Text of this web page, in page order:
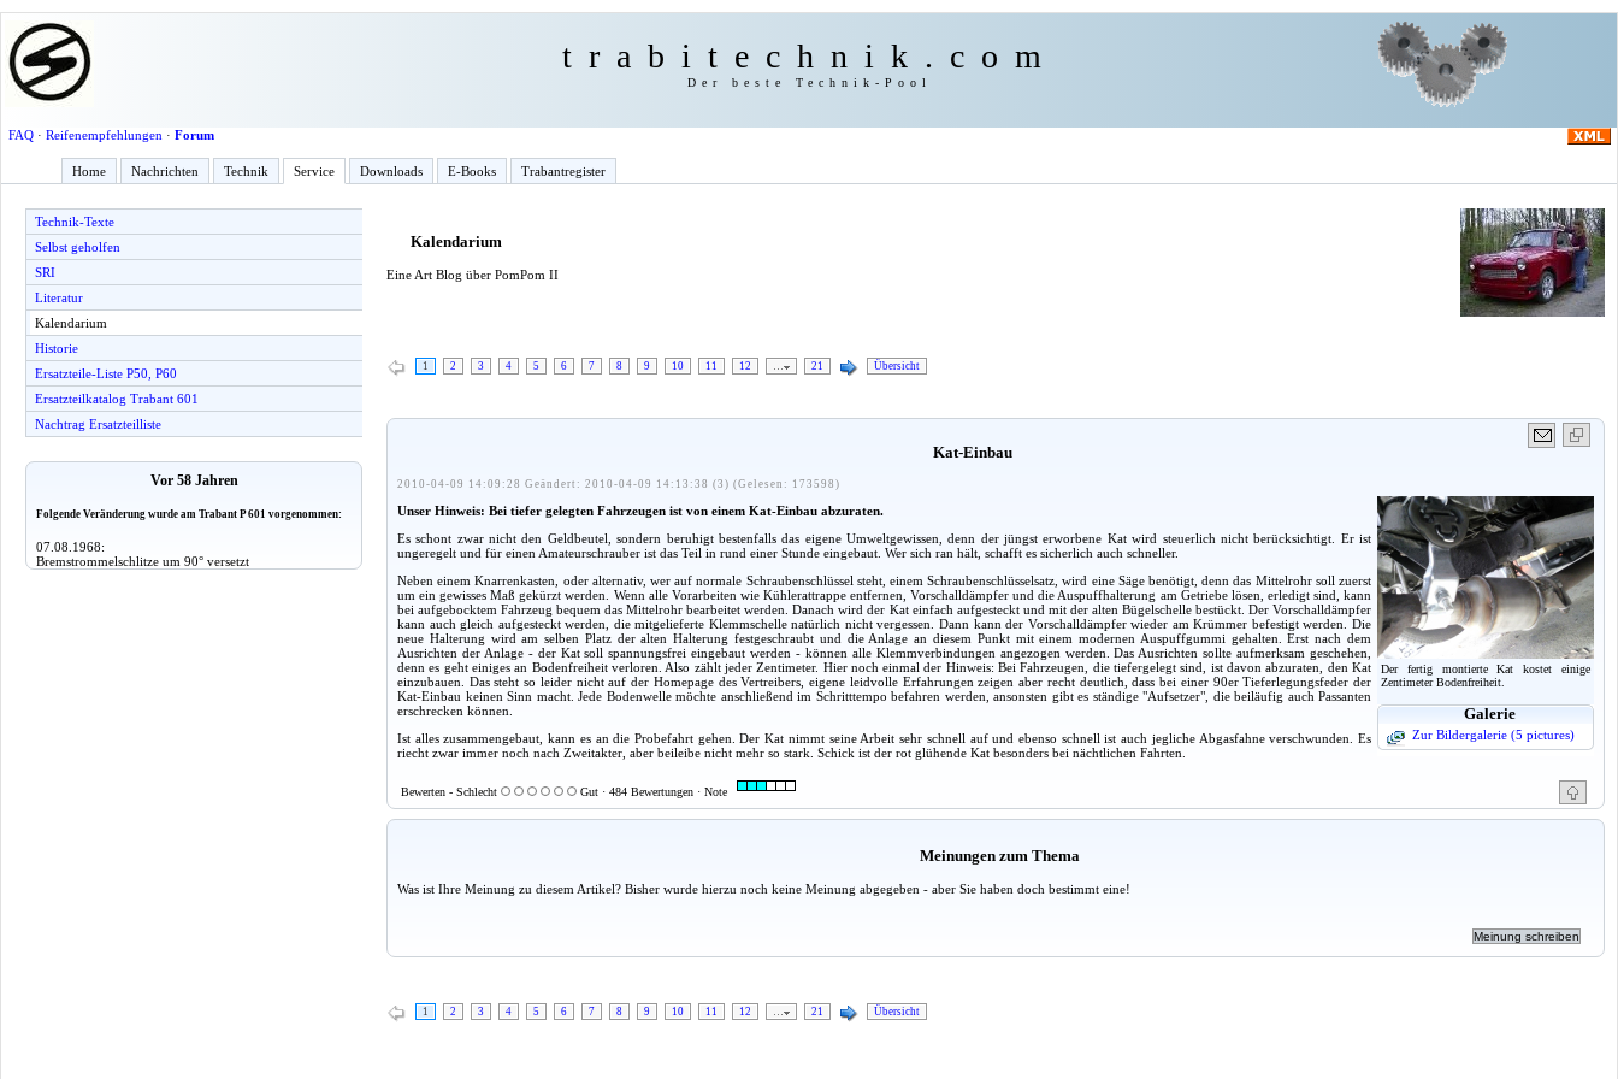
trabitechnik.com
Der beste Technik-Pool
FAQ· Reifenempfehlungen · Forum
Home Nachrichten Technik Service Downloads E-Books Trabantregister
Technik-Texte
Selbst geholfen
SRI
Literatur
Kalendarium
Historie
Ersatzteile-Liste P50, P60
Ersatzteilkatalog Trabant 601
Nachtrag Ersatzteilliste
Vor 58 Jahren
Folgende Veränderung wurde am Trabant P 601 vorgenommen:
07.08.1968:
Bremstrommelschlitze um 90° versetzt
Kalendarium
Eine Art Blog über PomPom II
1 2 3 4 5 6 7 8 9 10 11 12 … 21 Übersicht
Kat-Einbau
2010-04-09 14:09:28 Geändert: 2010-04-09 14:13:38 (3) (Gelesen: 173598)
Der fertig montierte Kat kostet einige
Zentimeter Bodenfreiheit.
Galerie
Zur Bildergalerie (5 pictures)
Unser Hinweis: Bei tiefer gelegten Fahrzeugen ist von einem Kat-Einbau abzuraten.
Es schont zwar nicht den Geldbeutel, sondern beruhigt bestenfalls das eigene Umweltgewissen, denn der jüngst erworbene Kat wird steuerlich nicht berücksichtigt. Er ist
ungeregelt und für einen Amateurschrauber ist das Teil in rund einer Stunde eingebaut. Wer sich ran hält, schafft es sicherlich auch schneller.
Neben einem Knarrenkasten, oder alternativ, wer auf normale Schraubenschlüssel steht, einem Schraubenschlüsselsatz, wird eine Säge benötigt, denn das Mittelrohr soll zuerst
um ein gewisses Maß gekürzt werden. Wenn alle Vorarbeiten wie Kühlerattrappe entfernen, Vorschalldämpfer und die Auspuffhalterung am Getriebe lösen, erledigt sind, kann
bei aufgebocktem Fahrzeug bequem das Mittelrohr bearbeitet werden. Danach wird der Kat einfach aufgesteckt und mit der alten Bügelschelle bestückt. Der Vorschalldämpfer
kann auch gleich aufgesteckt werden, die mitgelieferte Klemmschelle natürlich nicht vergessen. Dann kann der Vorschalldämpfer wieder am Krümmer befestigt werden. Die
neue Halterung wird am selben Platz der alten Halterung festgeschraubt und die Anlage an diesem Punkt mit einem modernen Auspuffgummi gehalten. Erst nach dem
Ausrichten der Anlage - der Kat soll spannungsfrei eingebaut werden - können alle Klemmverbindungen angezogen werden. Das Ausrichten sollte aufmerksam geschehen,
denn es geht einiges an Bodenfreiheit verloren. Also zählt jeder Zentimeter. Hier noch einmal der Hinweis: Bei Fahrzeugen, die tiefergelegt sind, ist davon abzuraten, den Kat
einzubauen. Das steht so leider nicht auf der Homepage des Vertreibers, eigene leidvolle Erfahrungen zeigen aber recht deutlich, dass bei einer 90er Tieferlegungsfeder der
Kat-Einbau keinen Sinn macht. Jede Bodenwelle möchte anschließend im Schritttempo befahren werden, ansonsten gibt es ständige "Aufsetzer", die beiläufig auch Passanten
erschrecken können.
Ist alles zusammengebaut, kann es an die Probefahrt gehen. Der Kat nimmt seine Arbeit sehr schnell auf und ebenso schnell ist auch jegliche Abgasfahne verschwunden. Es
riecht zwar immer noch nach Zweitakter, aber beileibe nicht mehr so stark. Schick ist der rot glühende Kat besonders bei nächtlichen Fahrten.
Bewerten - Schlecht Gut · 484 Bewertungen · Note
Meinungen zum Thema
Was ist Ihre Meinung zu diesem Artikel? Bisher wurde hierzu noch keine Meinung abgegeben - aber Sie haben doch bestimmt eine!
1 2 3 4 5 6 7 8 9 10 11 12 21 Übersicht